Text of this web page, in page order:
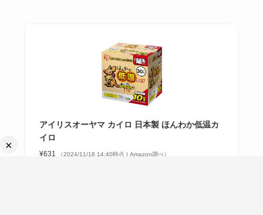
×
アイリスオーヤマ カイロ 日本製 ほんわか低温カ
イロ
¥631 （2024/11/18 14:40時点 | Amazon調べ）